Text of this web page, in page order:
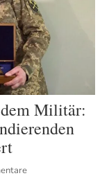
Militär: